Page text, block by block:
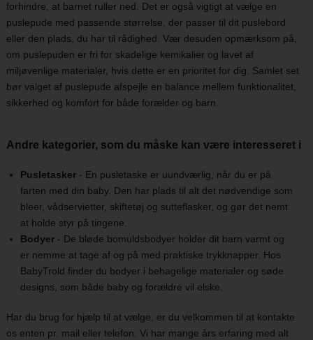
forhindre, at barnet ruller ned. Det er også vigtigt at vælge en
puslepude med passende størrelse, der passer til dit puslebord
eller den plads, du har til rådighed. Vær desuden opmærksom på,
om puslepuden er fri for skadelige kemikalier og lavet af
miljøvenlige materialer, hvis dette er en prioritet for dig. Samlet set
bør valget af puslepude afspejle en balance mellem funktionalitet,
sikkerhed og komfort for både forælder og barn.
Andre kategorier, som du måske kan være interesseret i
Pusletasker- En pusletaske er uundværlig, når du er på
farten med din baby. Den har plads til alt det nødvendige som
bleer, vådservietter, skiftetøj og sutteflasker, og gør det nemt
at holde styr på tingene.
Bodyer- De bløde bomuldsbodyer holder dit barn varmt og
er nemme at tage af og på med praktiske trykknapper. Hos
BabyTrold finder du bodyer i behagelige materialer og søde
designs, som både baby og forældre vil elske.
Har du brug for hjælp til at vælge, er du velkommen til at kontakte
os enten pr. mail eller telefon. Vi har mange års erfaring med alt